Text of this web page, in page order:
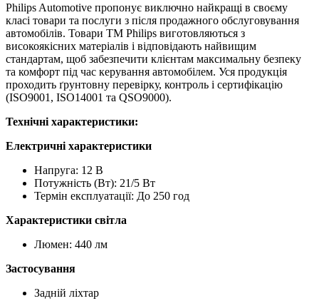
Philips Automotive пропонує виключно найкращі в своєму
класі товари та послуги з після продажного обслуговування
автомобілів. Товари TM Philips виготовляються з
високоякісних матеріалів і відповідають найвищим
стандартам, щоб забезпечити клієнтам максимальну безпеку
та комфорт під час керування автомобілем. Уся продукція
проходить ґрунтовну перевірку, контроль і сертифікацію
(ISO9001, ISO14001 та QSO9000).
Технічні характеристики:
Електричні характеристики
Напруга: 12 В
Потужність (Вт): 21/5 Вт
Термін експлуатації: До 250 год
Характеристики світла
Люмен: 440 лм
Застосування
Задній ліхтар